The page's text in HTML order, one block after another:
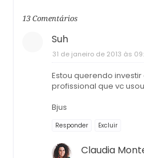
13 Comentários
Suh
31 de janeiro de 2013 às
Estou querendo
profissional que vc
Bjus
Responder Excluir
Claudia